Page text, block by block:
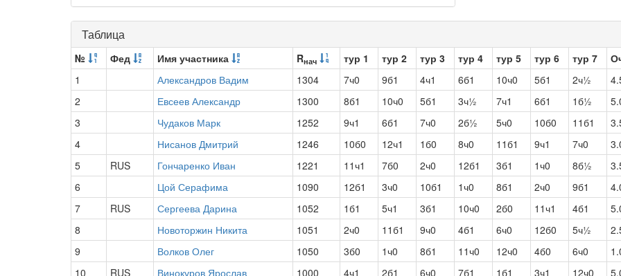
Таблица
№ Фед Имя участника Rнач тур 1 тур 2 тур 3 тур 4 тур 5 тур 6 тур 7
1
Александров Вадим 1304 7ч0 9б1 4ч1 6б1 10ч0 5б1 2ч½
2
Евсеев Александр 1300 8б1 10ч0 5б1 3ч½ 7ч1 6б1 1б½
3
Чудаков Марк 1252 9ч1 6б1 7ч0 2б½ 5ч0 10б0 11б1
4
Нисанов Дмитрий 1246 10б0 12ч1 1б0 8ч0 11б1 9ч1 7ч0
5
RUS Гончаренко Иван 1221 11ч1 7б0 2ч0 12б1 3б1 1ч0 8б½
6
Цой Серафима 1090 12б1 3ч0 10б1 1ч0 8б1 2ч0 9б1
7
RUS Сергеева Дарина 1052 1б1 5ч1 3б1 10ч0 2б0 11ч1 4б1
8
Новоторжин Никита 1051 2ч0 11б1 9ч0 4б1 6ч0 12б0 5ч½
9
Волков Олег 1050 3б0 1ч0 8б1 11ч0 12ч0 4б0 6ч0
10
RUS Винокуров Ярослав 1000 4ч1 2б1 6ч0 7б1 1б1 3ч1 12ч0